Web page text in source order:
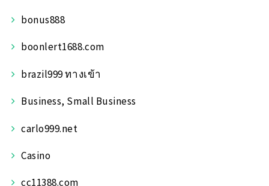
bonus888
boonlert1688.com
brazil999 ทางเข้า
Business, Small Business
carlo999.net
Casino
cc11388.com